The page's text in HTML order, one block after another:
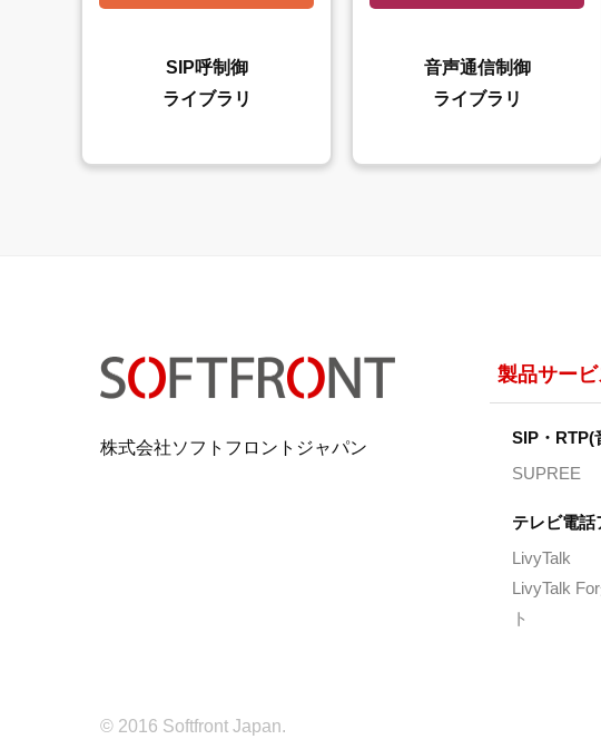
SIP呼制御
ライブラリ
音声通信制御
ライブラリ
株式会社ソフトフロントジャパン
製品サービ
SIP・RTP(
SUPREE
テレビ電話
LivyTalk
LivyTalk
ト
© 2016 Softfront Japan.